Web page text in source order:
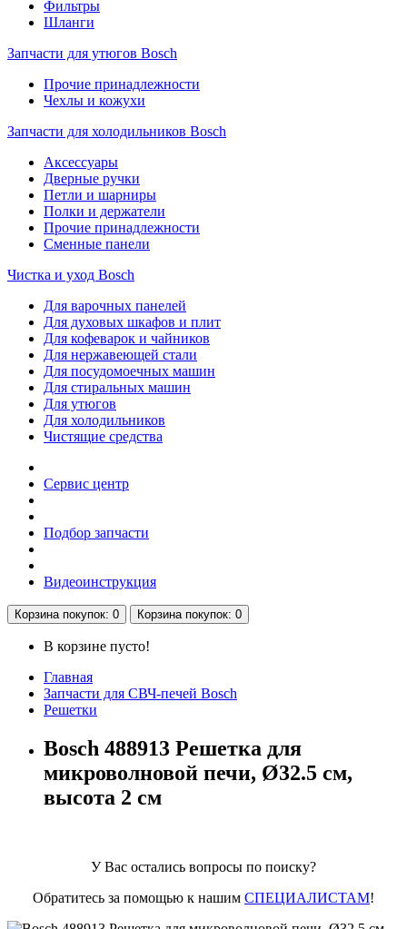
Фильтры
Шланги
Запчасти для утюгов Bosch
Прочие принадлежности
Чехлы и кожухи
Запчасти для холодильников Bosch
Аксессуары
Дверные ручки
Петли и шарниры
Полки и держатели
Прочие принадлежности
Сменные панели
Чистка и уход Bosch
Для варочных панелей
Для духовых шкафов и плит
Для кофеварок и чайников
Для нержавеющей стали
Для посудомоечных машин
Для стиральных машин
Для утюгов
Для холодильников
Чистящие средства
Сервис центр
Подбор запчасти
Видеоинструкция
Корзинапокупок: 0 Корзинапокупок: 0
В корзине пусто!
Главная
Запчасти для СВЧ-печей Bosch
Решетки
Bosch 488913 Решетка для
микроволновой печи, Ø32.5 см,
высота 2 см
У Вас остались вопросы по поиску?
Обратитесь за помощью к нашим СПЕЦИАЛИСТАМ!